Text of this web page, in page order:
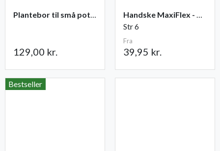
Plantebor til små potter
129,00 kr.
Handske MaxiFlex - Ultimate
Str 6
Fra
39,95 kr.
Bestseller